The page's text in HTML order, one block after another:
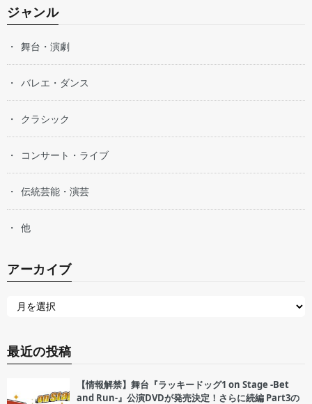
ジャンル
舞台・演劇
バレエ・ダンス
クラシック
コンサート・ライブ
伝統芸能・演芸
他
アーカイブ
最近の投稿
【情報解禁】舞台『ラッキードッグ1 on Stage -Bet
and Run-』公演DVDが発売決定！さらに続編 Part3の